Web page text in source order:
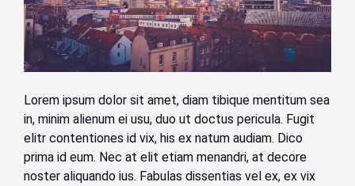
Lorem ipsum dolor sit amet, diam tibique mentitum sea
in, minim alienum ei usu, duo ut doctus pericula. Fugit
elitr contentiones id vix, his ex natum audiam. Dico
prima id eum. Nec at elit etiam menandri, at decore
noster aliquando ius. Fabulas dissentias vel ex, ex vix